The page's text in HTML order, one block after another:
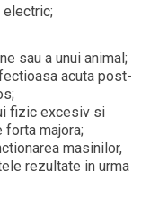
electric;
sau a unui animal;
acuta post-
fizic excesiv si
forta majora;
masinilor,
rezultate in urma